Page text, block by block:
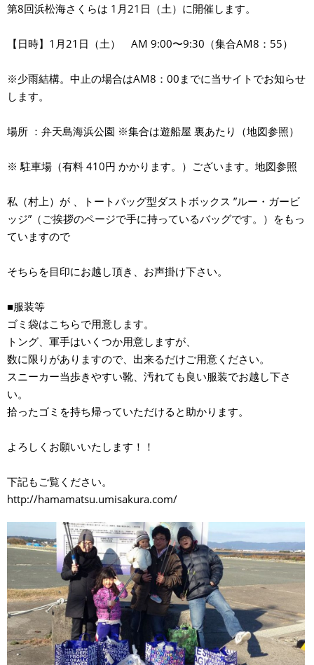
第8回浜松海さくらは 1月21日（土）に開催します。
【日時】1月21日（土） AM 9:00〜9:30（集合AM8：55）
※少雨結構。中止の場合はAM8：00までに当サイトでお知らせ
します。
場所 ：弁天島海浜公園 ※集合は遊船屋 裏あたり（地図参照）
※ 駐車場（有料 410円 かかります。）ございます。地図参照
私（村上）が 、トートバッグ型ダストボックス ”ルー・ガービ
ッジ”（ご挨拶のページで手に持っているバッグです。）をもっ
ていますので
そちらを目印にお越し頂き、お声掛け下さい。
■服装等
ゴミ袋はこちらで用意します。
トング、軍手はいくつか用意しますが、
数に限りがありますので、出来るだけご用意ください。
スニーカー当歩きやすい靴、汚れても良い服装でお越し下さ
い。
拾ったゴミを持ち帰っていただけると助かります。
よろしくお願いいたします！！
下記もご覧ください。
http://hamamatsu.umisakura.com/